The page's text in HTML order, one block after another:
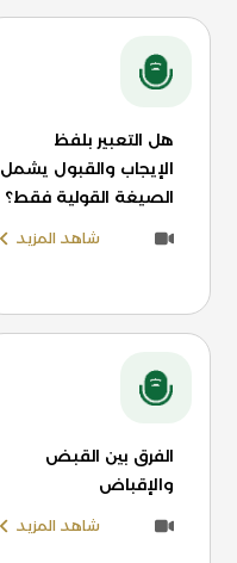
هل التعبير بلفظ
الإيجاب والقبول يشمل
الصيغة القولية فقط؟
شاهد المزيد
الفرق بين القبض
والإقباض
شاهد المزيد